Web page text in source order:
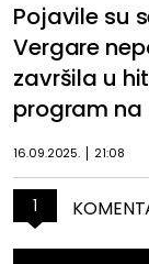
Pojavile su
Vergare
završila u
program na
16.09.2025. 21:08
1